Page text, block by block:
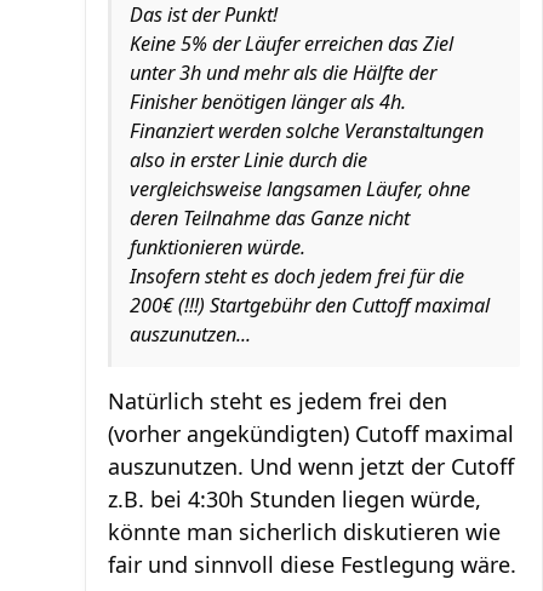
Das ist der Punkt!
Keine 5% der Läufer erreichen das Ziel
unter 3h und mehr als die Hälfte der
Finisher benötigen länger als 4h.
Finanziert werden solche Veranstaltungen
also in erster Linie durch die
vergleichsweise langsamen Läufer, ohne
deren Teilnahme das Ganze nicht
funktionieren würde.
Insofern steht es doch jedem frei für die
200€ (!!!) Startgebühr den Cuttoff maximal
auszunutzen...
Natürlich steht es jedem frei den
(vorher angekündigten) Cutoff maximal
auszunutzen. Und wenn jetzt der Cutoff
z.B. bei 4:30h Stunden liegen würde,
könnte man sicherlich diskutieren wie
fair und sinnvoll diese Festlegung wäre.